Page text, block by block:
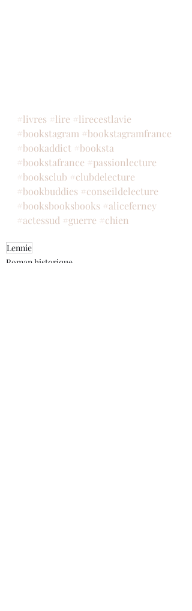
#livres #lire #lirecestlavie
#bookstagram #bookstagramfrance
#bookaddict #booksta
#bookstafrance #passionlecture
#booksclub #clubdelecture
#bookbuddies #conseildelecture
#booksbooksbooks #aliceferney
#actessud #guerre #chien
Lennie
Roman historique